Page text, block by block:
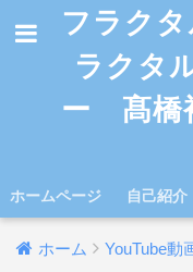
フラク
ラクタ
ー 髙橋
ホームページ 自己紹介
ホーム YouTube動